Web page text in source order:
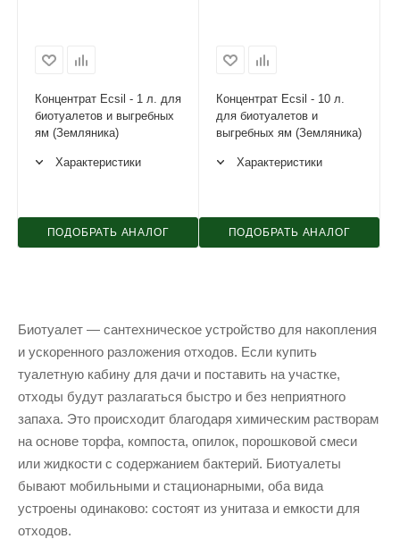
Концентрат Ecsil - 1 л. для
биотуалетов и выгребных
ям (Земляника)
Характеристики
ПОДОБРАТЬ АНАЛОГ
Концентрат Ecsil - 10 л.
для биотуалетов и
выгребных ям (Земляника)
Характеристики
ПОДОБРАТЬ АНАЛОГ
Биотуалет — сантехническое устройство для накопления
и ускоренного разложения отходов. Если купить
туалетную кабину для дачи и поставить на участке,
отходы будут разлагаться быстро и без неприятного
запаха. Это происходит благодаря химическим растворам
на основе торфа, компоста, опилок, порошковой смеси
или жидкости с содержанием бактерий. Биотуалеты
бывают мобильными и стационарными, оба вида
устроены одинаково: состоят из унитаза и емкости для
отходов.